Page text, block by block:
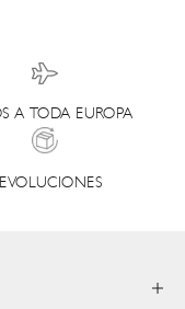
A TODA EUROPA